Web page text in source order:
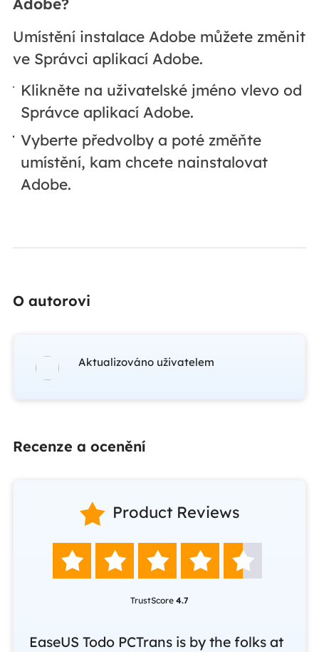
Umístění instalace Adobe můžete změnit
ve Správci aplikací Adobe.
Klikněte na uživatelské jméno vlevo od
Správce aplikací Adobe.
Vyberte předvolby a poté změňte
umístění, kam chcete nainstalovat
Adobe.
O autorovi
Aktualizováno uživatelem
Recenze a ocenění
 Product Reviews
    
TrustScore 4.7
EaseUS Todo PCTrans is by the folks at